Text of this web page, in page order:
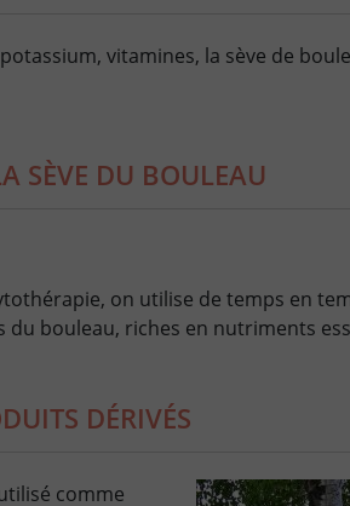
vitamines, la sève de
SÈVE DU BOULEAU
on utilise de temps en
du bouleau, riches en nutriments
DÉRIVÉS
comme